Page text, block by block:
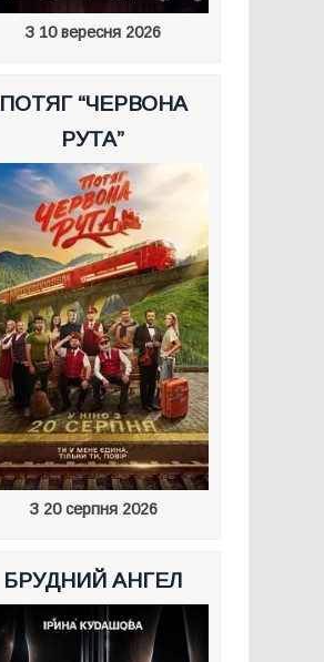
З 10 вересня 2026
ПОТЯГ “ЧЕРВОНА
РУТА”
З 20 серпня 2026
БРУДНИЙ АНГЕЛ